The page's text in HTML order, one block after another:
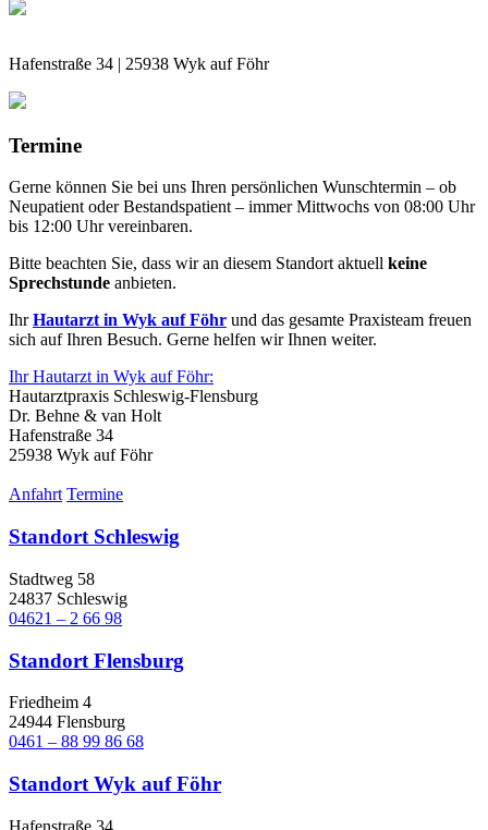
Hafenstraße 34 | 25938 Wyk auf Föhr
Termine
Gerne können Sie bei uns Ihren persönlichen Wunschtermin – ob
Neupatient oder Bestandspatient – immer Mittwochs von 08:00 Uhr
bis 12:00 Uhr vereinbaren.
Bitte beachten Sie, dass wir an diesem Standort aktuell keine
Sprechstunde anbieten.
IhrHautarzt in Wyk auf Föhr und das gesamte Praxisteam freuen
sich auf Ihren Besuch. Gerne helfen wir Ihnen weiter.
Ihr Hautarzt in Wyk auf Föhr:
Hautarztpraxis Schleswig-Flensburg
Dr. Behne & van Holt
Hafenstraße 34
25938 Wyk auf Föhr
Anfahrt Termine
Standort Schleswig
Stadtweg 58
24837 Schleswig
04621 – 2 66 98
Standort Flensburg
Friedheim 4
24944 Flensburg
0461 – 88 99 86 68
Standort Wyk auf Föhr
Hafenstraße 34